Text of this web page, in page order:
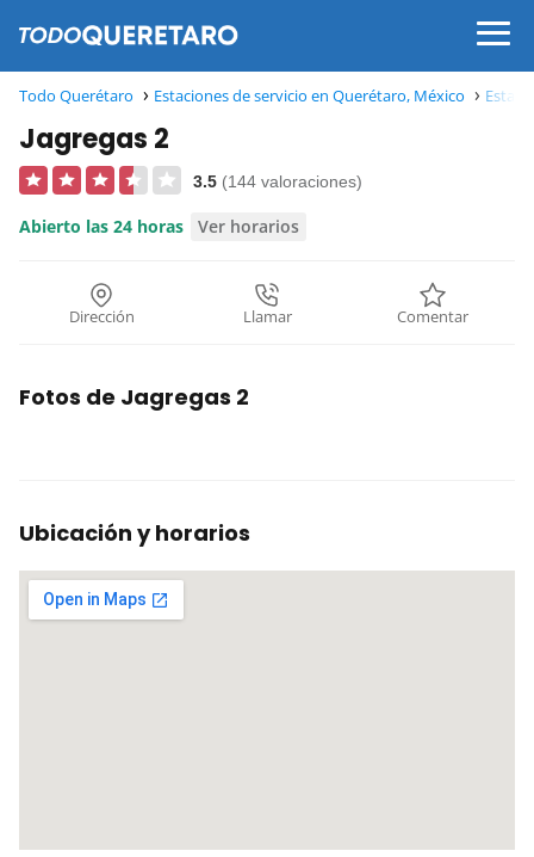
Todo Querétaro Estaciones de servicio en Querétaro, México
Jagregas 2
3.5 (144 valoraciones)
Abierto las 24 horas Ver horarios
Dirección Llamar Comentar
Fotos de Jagregas 2
Ubicación y horarios